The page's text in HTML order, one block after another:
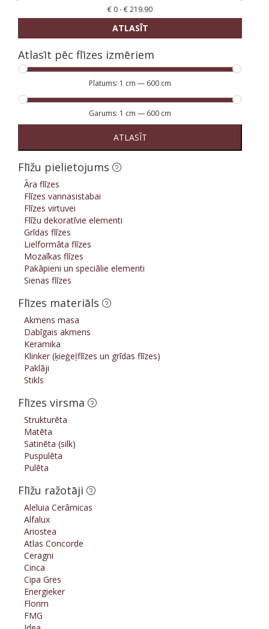
€ 0-€219.90
ATLASĪT
Atlasīt pēc flīzes izmēriem
Platums: 1 cm — 600 cm
Garums: 1 cm — 600 cm
ATLASĪT
Flīžu pielietojums
Āra flīzes
Flīzes vannasistabai
Flīzes virtuvei
Flīžu dekoratīvie elementi
Grīdas flīzes
Lielformāta flīzes
Mozaīkas flīzes
Pakāpieni un speciālie elementi
Sienas flīzes
Flīzes materiāls
Akmens masa
Dabīgais akmens
Keramika
Klinker (ķieģeļflīzes un grīdas flīzes)
Paklāji
Stikls
Flīzes virsma
Strukturēta
Matēta
Satinēta (silk)
Puspulēta
Pulēta
Flīžu ražotāji
Aleluia Cerâmicas
Alfalux
Ariostea
Atlas Concorde
Ceragni
Cinca
Cipa Gres
Energieker
Florim
FMG